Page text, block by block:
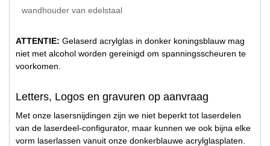
wandhouder van edelstaal
ATTENTIE: Gelaserd acrylglas in donker koningsblauw mag
niet met alcohol worden gereinigd om spanningsscheuren te
voorkomen.
Letters, Logos en gravuren op aanvraag
Met onze lasersnijdingen zijn we niet beperkt tot laserdelen
van de laserdeel-configurator, maar kunnen we ook bijna elke
vorm laserlassen vanuit onze donkerblauwe acrylglasplaten.